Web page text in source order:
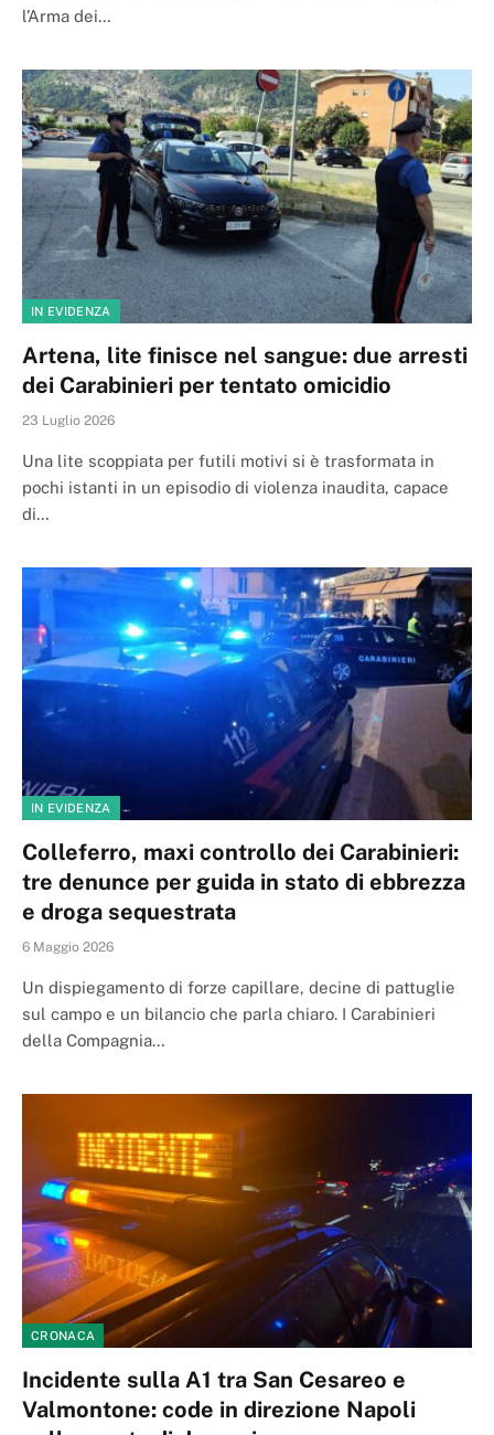
l’Arma dei…
IN EVIDENZA
Artena, lite finisce nel sangue: due arresti
dei Carabinieri per tentato omicidio
23 Luglio 2026
Una lite scoppiata per futili motivi si è trasformata in
pochi istanti in un episodio di violenza inaudita, capace
di…
IN EVIDENZA
Colleferro, maxi controllo dei Carabinieri:
tre denunce per guida in stato di ebbrezza
e droga sequestrata
6 Maggio 2026
Un dispiegamento di forze capillare, decine di pattuglie
sul campo e un bilancio che parla chiaro. I Carabinieri
della Compagnia…
CRONACA
Incidente sulla A1 tra San Cesareo e
Valmontone: code in direzione Napoli